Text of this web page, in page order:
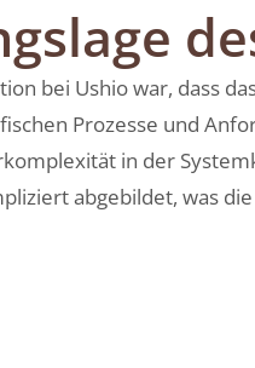
bei Ushio war, dass
Prozesse und
in der
abgebildet, was